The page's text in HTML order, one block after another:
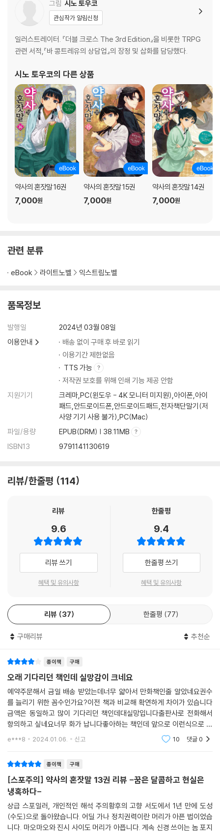
그림 시노 토우코
관심작가 알림신청
일러스트레이터. 『더블 크로스 The 3rd Edition』을 비롯한 TRPG
관련 서적,『바 콩트레유의 상담업』의 장정 및 삽화를 담당했다.
시노 토우코의 다른 상품
약사의 혼잣말 16권
7,000원
약사의 혼잣말 15권
7,000원
약사의 혼잣말 14권
7,000원
관련 분류
eBook 라이트노벨 익스트림노벨
품목정보
발행일
2024년 03월 08일
이용안내
배송 없이 구매 후 바로 읽기
이용기간 제한없음
TTS 가능
저작권 보호를 위해 인쇄 기능 제공 안함
지원기기
크레마,PC(윈도우 - 4K 모니터 미지원),아이폰,아이
패드,안드로이드폰,안드로이드패드,전자책단말기(저
사양 기기 사용 불가),PC(Mac)
파일/용량
EPUB(DRM) | 38.11MB
ISBN13
9791141130619
리뷰/한줄평 114
리뷰
9.6
리뷰 쓰기
혜택 및 유의사항
한줄평
9.4
한줄평 쓰기
혜택 및 유의사항
리뷰 37 한줄평 77
구매리뷰 추천순
종이책 구매
오래 기다리던 책인데 실망감이 크네요
예약주문해서 금일 배송 받았는데너무 얇아서 만화책인줄 알았네요권수
를 늘리기 위한 꼼수인가요?이전 책과 비교해 확연하게 차이가 있습니다
금액은 동일하고 많이 기다리던 책인데대실망입니다출판사로 전화해서
항의하고 싶네요너무 화가 납니다좋아하는 책인데 앞으로 이런식으로 계
속 출간될 거라면금액 조정도 필요할 것 같습니다일본에서는 14권까지 나
e***8 2024.01.06. 신고 10 댓글0
종이책 구매
[스포주의] 약사의 혼잣말 13권 리뷰 -꿈은 달콤하고 현실은
냉혹하다-
상급 스포일러, 개인적인 해석 주의황후의 고향 서도에서 1년 만에 도성
(수도)으로 돌아왔습니다. 어딜 가나 정치권력이란 머리가 아픈 법이었습
니다. 마오마오와 진시 사이도 머리가 아픕니다. 계속 신경 쓰이는 놈 포지